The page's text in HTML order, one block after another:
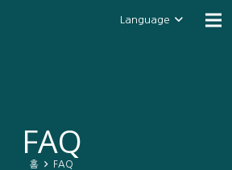
Language
FAQ
홈 FAQ